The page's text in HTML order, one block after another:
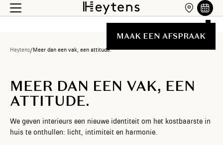
MAAK EEN AFSPRAAK
Heytens/Meer dan een vak, een attitude.
MEER DAN EEN VAK, EEN
ATTITUDE.
We geven interieurs een nieuwe identiteit om het kostbaarste in
huis te onthullen: licht, intimiteit en harmonie.